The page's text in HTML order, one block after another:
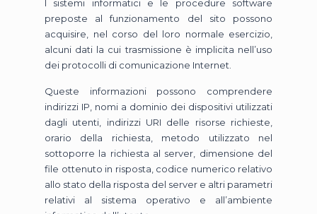
I sistemi informatici e le procedure software
preposte al funzionamento del sito possono
acquisire, nel corso del loro normale esercizio,
alcuni dati la cui trasmissione è implicita nell’uso
dei protocolli di comunicazione Internet.
Queste informazioni possono comprendere
indirizzi IP, nomi a dominio dei dispositivi utilizzati
dagli utenti, indirizzi URI delle risorse richieste,
orario della richiesta, metodo utilizzato nel
sottoporre la richiesta al server, dimensione del
file ottenuto in risposta, codice numerico relativo
allo stato della risposta del server e altri parametri
relativi al sistema operativo e all’ambiente